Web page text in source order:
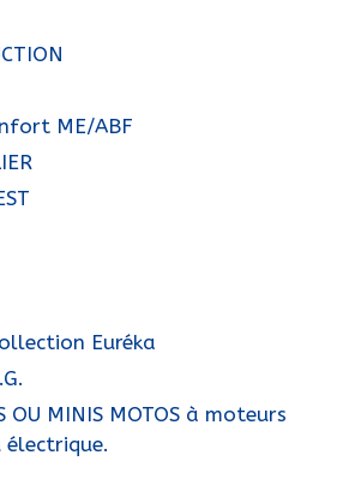
ME/ABF
Euréka
OU MINIS MOTOS à moteurs
électrique.